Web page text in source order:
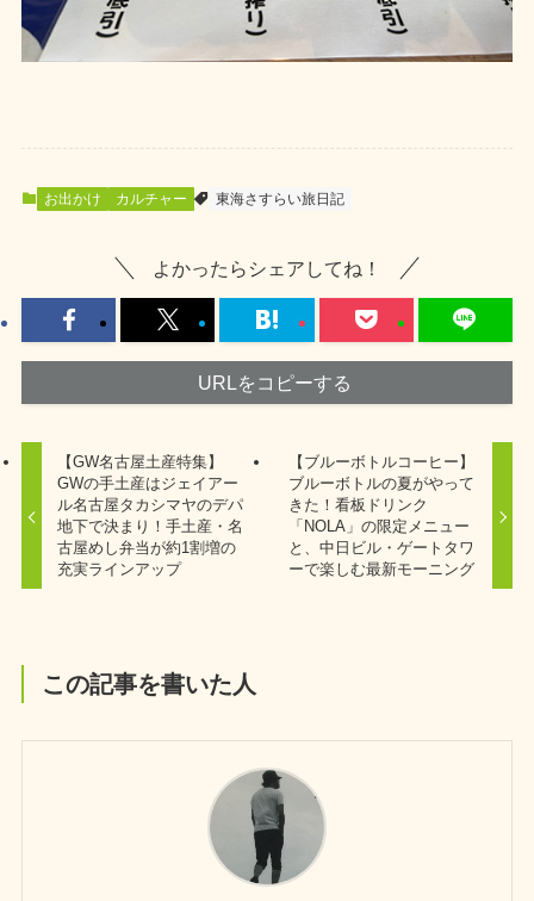
お出かけ カルチャー 東海さすらい旅日記
よかったらシェアしてね！
URLをコピーする
【GW名古屋土産特集】
GWの手土産はジェイアー
ル名古屋タカシマヤのデパ
地下で決まり！手土産・名
古屋めし弁当が約1割増の
充実ラインアップ
【ブルーボトルコーヒー】
ブルーボトルの夏がやって
きた！看板ドリンク
「NOLA」の限定メニュー
と、中日ビル・ゲートタワ
ーで楽しむ最新モーニング
この記事を書いた人